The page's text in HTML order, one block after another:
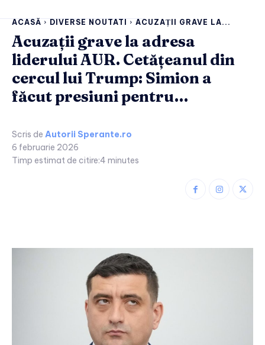
ACASĂ DIVERSE NOUTATI ACUZAȚII GRAVE LA...
Acuzații grave la adresa
liderului AUR. Cetățeanul din
cercul lui Trump: Simion a
făcut presiuni pentru…
Scris de Autorii Sperante.ro
6 februarie 2026
Timp estimat de citire:4 minutes